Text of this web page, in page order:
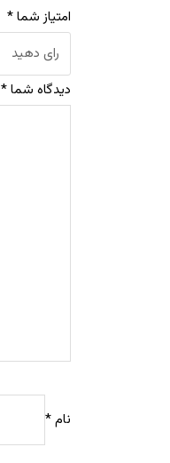
امتیاز شما*
دیدگاه شما*
نام*